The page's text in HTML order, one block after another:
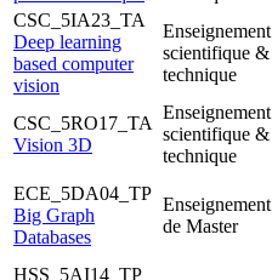
CSC_5IA23_TA
Deep learning
based computer
vision
Enseignement
scientifique &
technique
CSC_5RO17_TA
Vision 3D
Enseignement
scientifique &
technique
ECE_5DA04_TP
Big Graph
Databases
Enseignement
de Master
HSS_5AI14_TP